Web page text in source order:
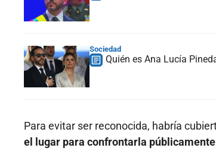
Sociedad
Quién es Ana Lucía
Para evitar ser reconocida, habría
el lugar para confrontarla